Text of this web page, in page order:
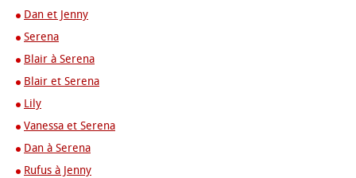
Dan et Jenny
Serena
Blair à Serena
Blair et Serena
Lily
Vanessa et Serena
Dan à Serena
Rufus à Jenny